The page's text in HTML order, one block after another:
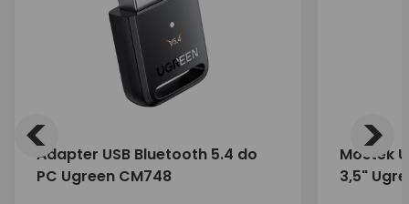
Adapter USB Bluetooth 5.4 do
PC Ugreen CM748
Mostek
3,5"
< >